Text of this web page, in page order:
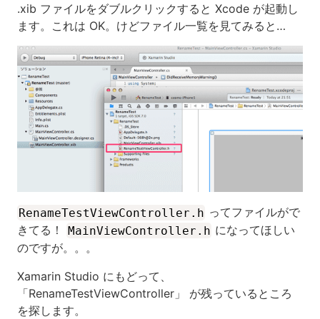
.xib ファイルをダブルクリックすると Xcode が起動し
ます。これは OK。けどファイル一覧を見てみると…
RenameTestViewController.h ってファイルがで
きてる！
MainViewController.h になってほしい
のですが。。。
Xamarin Studio にもどって、
「RenameTestViewController」 が残っているところ
を探します。